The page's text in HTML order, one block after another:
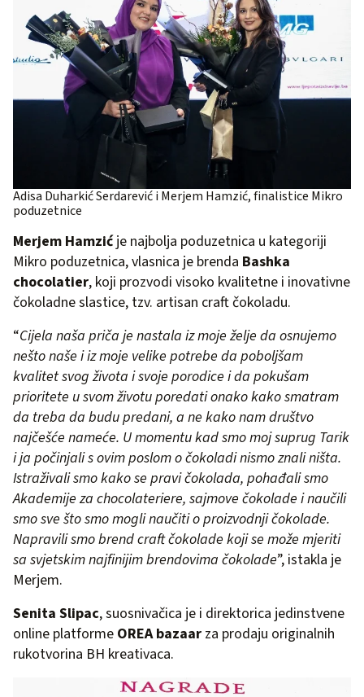
Adisa Duharkić Serdarević i Merjem Hamzić, finalistice Mikro
poduzetnice
Merjem Hamzićje najbolja poduzetnica u kategoriji
Mikro poduzetnica, vlasnica je brenda Bashka
chocolatier, koji prozvodi visoko kvalitetne i inovativne
čokoladne slastice, tzv. artisan craft čokoladu.
“Cijela naša priča je nastala iz moje želje da osnujemo
nešto naše i iz moje velike potrebe da poboljšam
kvalitet svog života i svoje porodice i da pokušam
prioritete u svom životu poredati onako kako smatram
da treba da budu predani, a ne kako nam društvo
najčešće nameće. U momentu kad smo moj suprug Tarik
i ja počinjali s ovim poslom o čokoladi nismo znali ništa.
Istraživali smo kako se pravi čokolada, pohađali smo
Akademije za chocolateriere, sajmove čokolade i naučili
smo sve što smo mogli naučiti o proizvodnji čokolade.
Napravili smo brend craft čokolade koji se može mjeriti
sa svjetskim najfinijim brendovima čokolade”, istakla je
Merjem.
Senita Slipac, suosnivačica je i direktorica jedinstvene
online platforme OREA bazaar za prodaju originalnih
rukotvorina BH kreativaca.